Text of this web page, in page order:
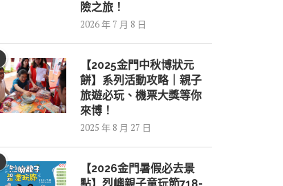
險之旅！
2026 年 7 月 8 日
【2025金門中秋博狀元
餅】系列活動攻略｜親子
旅遊必玩、機票大獎等你
來博！
2025 年 8 月 27 日
【2026金門暑假必去景